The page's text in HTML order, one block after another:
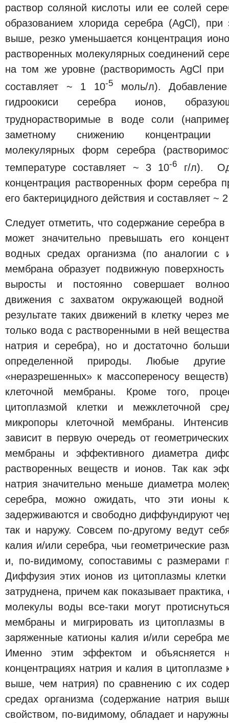
раствор соляной кислоты или ее солей
образованием хлорида серебра (AgCl),
выше, резко уменьшается концентрация
растворенных молекулярных соединений
на том же уровне (растворимость AgCl при
составляет ~ 1 10-5моль/л).
гидроокиси серебра ионов,
труднорастворимые в воде соли
заметному снижению концентрации
молекулярных форм серебра
температуре составляет ~ 3 10-6
г/л).
концентрация растворенных форм серебра
его бактерицидного действия и составляет ~
Следует отметить, что содержание серебра
может значительно превышать его
водных средах организма (по аналогии с
мембрана образует подвижную
выросты и постоянно совершает
движения с захватом окружающей
результате таких движений в клетку через
только вода с растворенными в ней
натрия и серебра), но и достаточно
определенной природы. Любые
«неразрешенных» к массопереносу
клеточной мембраны. Кроме того,
цитоплазмой клетки и межклеточной
микропоры клеточной мембраны.
зависит в первую очередь от
мембраны и эффективного диаметра
растворенных веществ и ионов. Так как
натрия значительно меньше диаметра
серебра, можно ожидать, что эти ионы
задерживаются и свободно диффундируют
так и наружу. Совсем по-другому ведут
калия и/или серебра, чьи геометрические
и, по-видимому, сопоставимы с размерами
Диффузия этих ионов из цитоплазмы
затруднена, причем как показывает
молекулы воды все-таки могут
мембраны и мигрировать из цитоплазмы в
заряженные катионы калия и/или серебра
Именно этим эффектом и объясняется
концентрациях натрия и калия в цитоплазме
выше, чем натрия) по сравнению с их
средах организма (содержание натрия
свойством, по-видимому, обладает и